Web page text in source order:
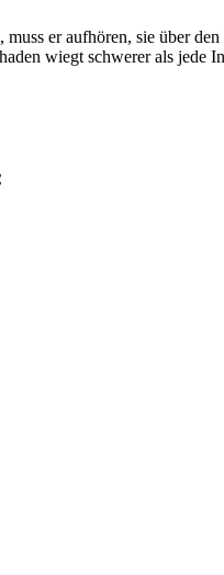
er aufhören, sie über
wiegt schwerer als jede